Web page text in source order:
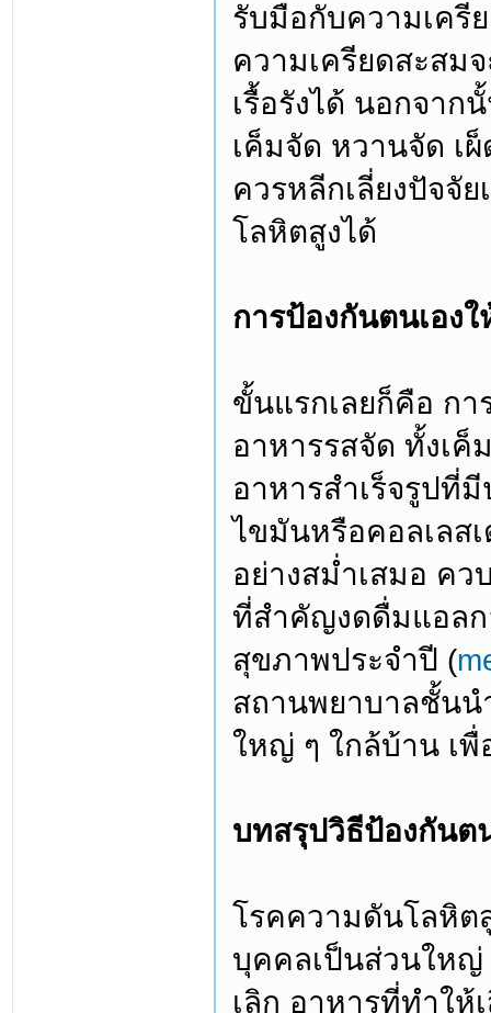
รับมือกับความเครี
ความเครียดสะสม
เรื้อรังได้ นอกจาก
เค็มจัด หวานจัด เ
ควรหลีกเลี่ยงปัจจั
โลหิตสูงได้
การป้องกันตนเอง
ขั้นแรกเลยก็คือ กา
อาหารรสจัด ทั้งเ
อาหารสำเร็จรูปที่
ไขมันหรือคอลเลส
อย่างสม่ำเสมอ ค
ที่สำคัญงดดื่มแอลก
สุขภาพประจำปี (
สถานพยาบาลชั้นน
ใหญ่ ๆ ใกล้บ้าน เ
บทสรุปวิธีป้องกันต
โรคความดันโลหิต
บุคคลเป็นส่วนใหญ่
เลิก อาหารที่ทำใ